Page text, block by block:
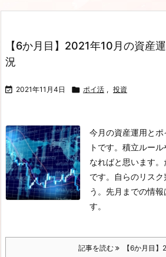
【6か月目】2021年10月の資産
況
 2021年11月4日  ポイ活 , 投資
今月の資産運用と
トです。積立ルー
なればと思います
です。自らのリス
う。先月までの情
す。
記事を読む 【6か月目】